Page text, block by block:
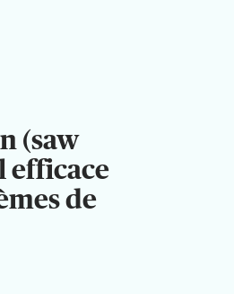
(saw
efficace
de